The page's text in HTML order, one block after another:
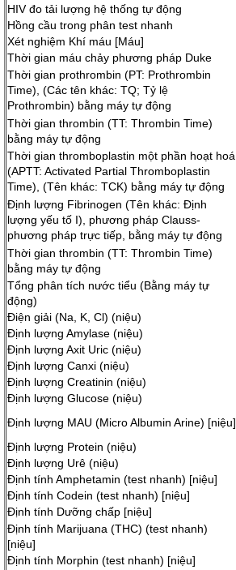
HIV đo tải lượng hệ thống tự động
Hồng cầu trong phân test nhanh
Xét nghiệm Khí máu [Máu]
Thời gian máu chảy phương pháp Duke
Thời gian prothrombin (PT: Prothrombin
Time), (Các tên khác: TQ; Tỷ lệ
Prothrombin) bằng máy tự động
Thời gian thrombin (TT: Thrombin Time)
bằng máy tự động
Thời gian thromboplastin một phần hoạt hoá
(APTT: Activated Partial Thromboplastin
Time), (Tên khác: TCK) bằng máy tự động
Định lượng Fibrinogen (Tên khác: Định
lượng yếu tố I), phương pháp Clauss-
phương pháp trực tiếp, bằng máy tự động
Thời gian thrombin (TT: Thrombin Time)
bằng máy tự động
Tổng phân tích nước tiểu (Bằng máy tự
động)
Điện giải (Na, K, Cl) (niệu)
Định lượng Amylase (niệu)
Định lượng Axit Uric (niệu)
Định lượng Canxi (niệu)
Định lượng Creatinin (niệu)
Định lượng Glucose (niệu)
Định lượng MAU (Micro Albumin Arine) [niệu]
Định lượng Protein (niệu)
Định lượng Urê (niệu)
Định tính Amphetamin (test nhanh) [niệu]
Định tính Codein (test nhanh) [niệu]
Định tính Dưỡng chấp [niệu]
Định tính Marijuana (THC) (test nhanh)
[niệu]
Định tính Morphin (test nhanh) [niệu]